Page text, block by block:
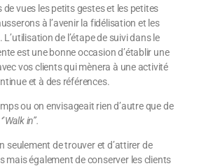
vues les petits gestes et les petites
à l’avenir la fidélisation et les
de l’étape de suivi dans le
est une bonne occasion d’établir une
vos clients qui mènera à une activité
et à des références.
ou on envisageait rien d’autre que de
Walk in’’.
seulement de trouver et d’attirer de
mais également de conserver les clients